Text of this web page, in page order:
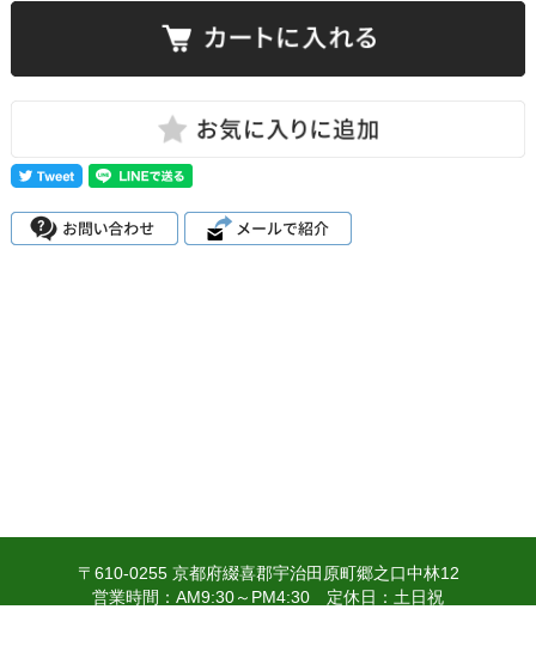
〒610-0255 京都府綴喜郡宇治田原町郷之口中林12
営業時間：AM9:30～PM4:30 定休日：土日祝